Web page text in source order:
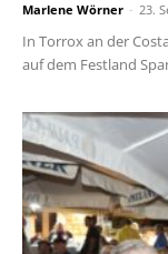
Marlene Wörner - 23.
In Torrox an der
auf dem Festland